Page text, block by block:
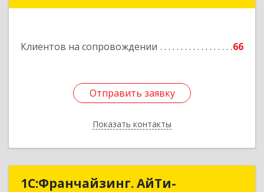
Клиентов на сопровождении 66
Отправить заявку
Показать контакты
Отправить заявку
Назад
1С:Франчайзинг. АйТи-
1С:Франчайзинг. АйТи-